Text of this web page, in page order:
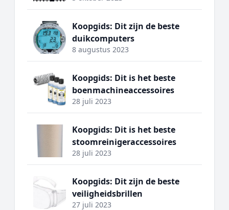
Koopgids: Dit zijn de beste
duikcomputers
8 augustus 2023
Koopgids: Dit is het beste
boenmachineaccessoires
28 juli 2023
Koopgids: Dit is het beste
stoomreinigeraccessoires
28 juli 2023
Koopgids: Dit zijn de beste
veiligheidsbrillen
27 juli 2023